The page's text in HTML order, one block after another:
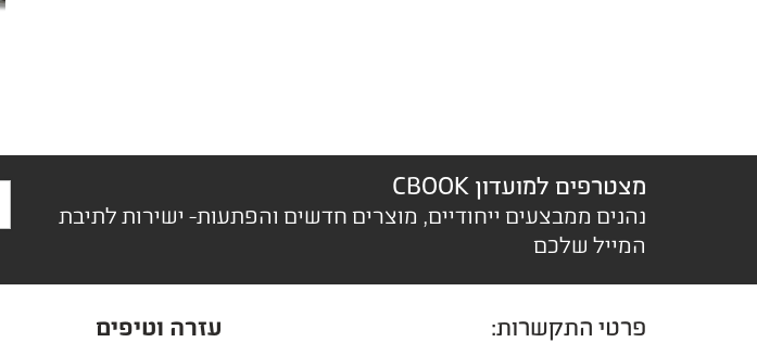
מצטרפים למועדון CBOOK
נהנים ממבצעים ייחודיים, מוצרים חדשים והפתעות- ישירות לתיבת
המייל שלכם
פרטי התקשרות: עזרה וטיפים